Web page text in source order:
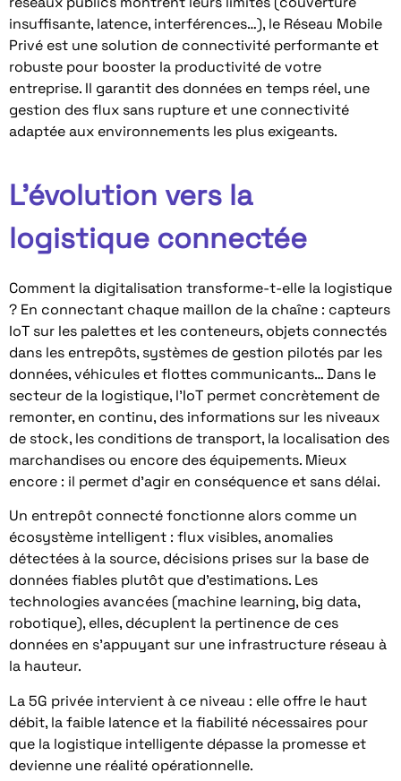
insuffisante, latence, interférences…), le Réseau Mobile
Privé est une solution de connectivité performante et
robuste pour booster la productivité de votre
entreprise. Il garantit des données en temps réel, une
gestion des flux sans rupture et une connectivité
adaptée aux environnements les plus exigeants.
L'évolution vers la
logistique connectée
Comment la digitalisation transforme-t-elle la logistique
? En connectant chaque maillon de la chaîne : capteurs
IoT sur les palettes et les conteneurs, objets connectés
dans les entrepôts, systèmes de gestion pilotés par les
données, véhicules et flottes communicants… Dans le
secteur de la logistique, l’IoT permet concrètement de
remonter, en continu, des informations sur les niveaux
de stock, les conditions de transport, la localisation des
marchandises ou encore des équipements. Mieux
encore : il permet d’agir en conséquence et sans délai.
Un entrepôt connecté fonctionne alors comme un
écosystème intelligent : flux visibles, anomalies
détectées à la source, décisions prises sur la base de
données fiables plutôt que d’estimations. Les
technologies avancées (machine learning, big data,
robotique), elles, décuplent la pertinence de ces
données en s’appuyant sur une infrastructure réseau à
la hauteur.
La 5G privée intervient à ce niveau : elle offre le haut
débit, la faible latence et la fiabilité nécessaires pour
que la logistique intelligente dépasse la promesse et
devienne une réalité opérationnelle.